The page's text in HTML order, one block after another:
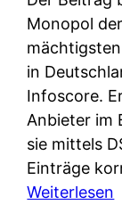
Monopol
in
Infoscore.
Anbieter im
sie mittels
Einträge
Weiterlesen